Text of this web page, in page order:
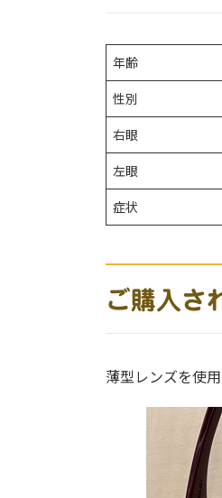
年齢
性別
右眼
左眼
症状
ご購入さ
薄型レンズを使